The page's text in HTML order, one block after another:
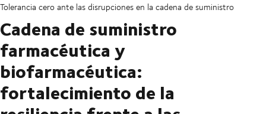
Tolerancia cero ante las disrupciones en la cadena de suministro
Cadena de suministro
farmacéutica y
biofarmacéutica:
fortalecimiento de la